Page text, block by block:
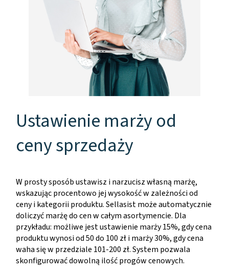
Ustawienie marży od
ceny sprzedaży
W prosty sposób ustawisz i narzucisz własną marżę,
wskazując procentowo jej wysokość w zależności od
ceny i kategorii produktu. Sellasist może automatycznie
doliczyć marżę do cen w całym asortymencie. Dla
przykładu: możliwe jest ustawienie marży 15%, gdy cena
produktu wynosi od 50 do 100 zł i marży 30%, gdy cena
waha się w przedziale 101-200 zł. System pozwala
skonfigurować dowolną ilość progów cenowych.